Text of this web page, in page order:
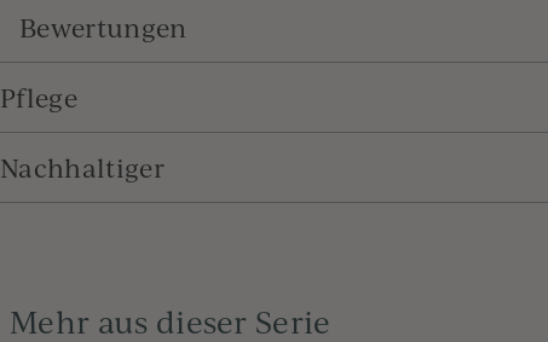
Bewertungen
Pflege
Nachhaltiger
Mehr aus dieser Serie